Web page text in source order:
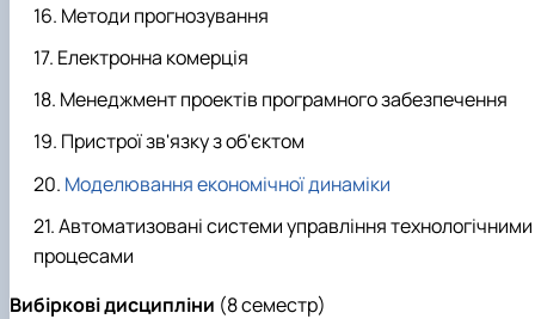
Методи прогнозування
Електронна комерція
Менеджмент проектів програмного забезпечення
Пристрої зв'язку з об'єктом
Моделювання економічної динаміки
Автоматизовані системи управління технологічними
процесами
Вибірковідисципліни (8 семестр)